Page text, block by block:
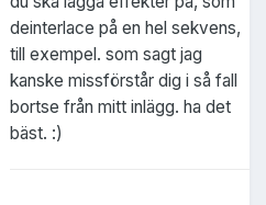
deinterlace på en hel sekvens,
till exempel. som sagt jag
kanske missförstår dig i så fall
bortse från mitt inlägg. ha det
bäst. :)